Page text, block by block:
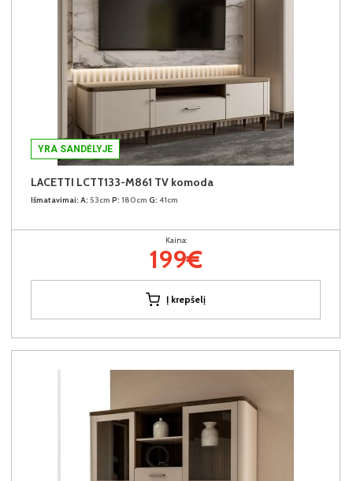
YRA SANDĖLYJE
LACETTI LCTT133-M861 TV komoda
Išmatavimai: A: 53cm P: 180cm G: 41cm
Kaina:
199€
Į krepšelį